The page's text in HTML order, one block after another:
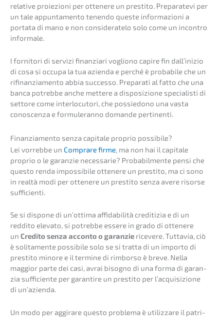
relati­ve proie­zio­ni per ottene­re un presti­to. Prepa­ra­te­vi per
un tale appun­ta­men­to tenen­do queste infor­ma­zio­ni a
porta­ta di mano e non considera­te­lo solo come un incon­tro
informale.
I forni­to­ri di servi­zi finan­zia­ri vogli­o­no capire fin dall’i­ni­zio
di cosa si occupa la tua azien­da e perché è proba­bi­le che un
rifinan­zia­men­to abbia succes­so. Prepa­ra­ti al fatto che una
banca potreb­be anche mette­re a dispo­si­zio­ne specia­lis­ti di
setto­re come interlo­cu­to­ri, che possie­do­no una vasta
conoscen­za e formu­leran­no doman­de pertinenti.
Finan­zia­men­to senza capita­le proprio possibile?
Lei vorreb­be un Compra­re firme , ma non hai il capita­le
proprio o le garan­zie neces­s­a­rie? Proba­bilm­en­te pensi che
questo renda impos­si­bi­le ottene­re un presti­to, ma ci sono
in realtà modi per ottene­re un presti­to senza avere risor­se
sufficienti.
Se si dispo­ne di un’ot­ti­ma affida­bili­tà credi­ti­zia e di un
reddi­to eleva­to, si potreb­be essere in grado di ottene­re
un Credi­to senza accon­to o garan­zie riceve­re. Tutta­via, ciò
è solita­men­te possi­bi­le solo se si tratta di un impor­to di
presti­to minore e il termi­ne di rimborso è breve. Nella
maggi­or parte dei casi, avrai bisog­no di una forma di garan­
zia suffi­ci­en­te per garan­ti­re un presti­to per l’acqui­si­zio­ne
di un’azienda.
Un modo per aggira­re questo proble­ma è utiliz­za­re il patri­